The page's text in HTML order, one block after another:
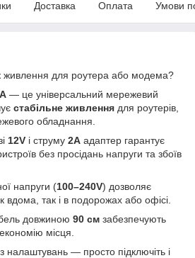
Доставка Оплата Умови
живлення для роутера або модема?
— це універсальний мережевий
стабільне живлення для роутерів,
обладнання.
12V і струму 2A адаптер гарантує
без просідань напруги та збоїв
напруги (100–240V) дозволяє
вдома, так і в подорожах або офісі.
довжиною 90 см забезпечують
місця.
налаштувань — просто підключіть і